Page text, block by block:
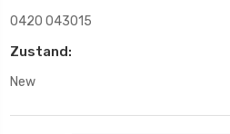
0420 043015
Zustand:
New